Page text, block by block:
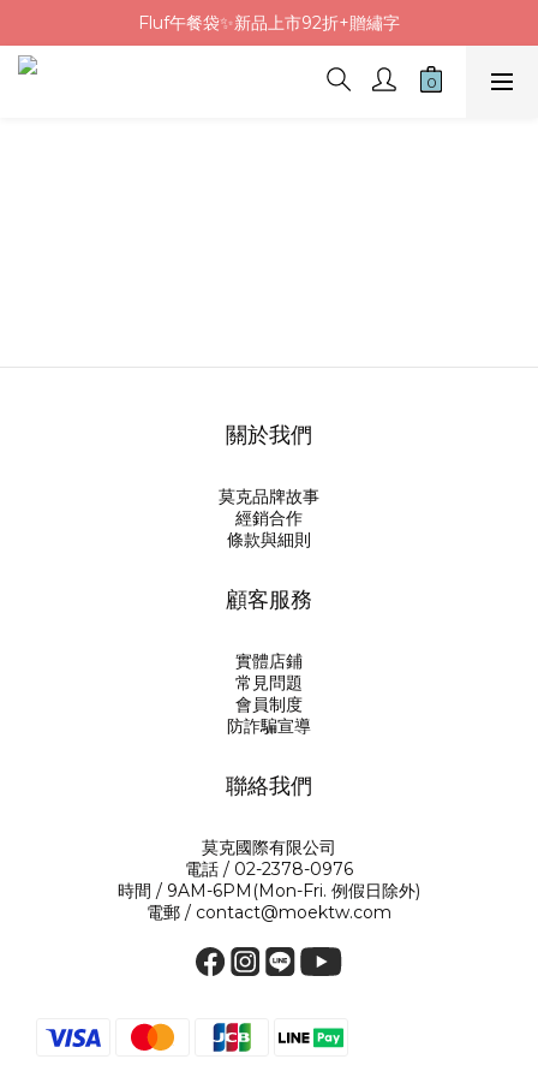
Fluf午餐袋✨新品上市92折+贈繡字
Fluf午餐袋✨新品上市92折+贈繡字
三色碗組上市🍚贈中英文姓名&【水果】雷雕
關於我們
莫克品牌故事
經銷合作
條款與細則
顧客服務
實體店鋪
常見問題
會員制度
防詐騙宣導
聯絡我們
莫克國際有限公司
電話 / 02-2378-0976
時間 / 9AM-6PM(Mon-Fri. 例假日除外)
電郵 / contact@moektw.com